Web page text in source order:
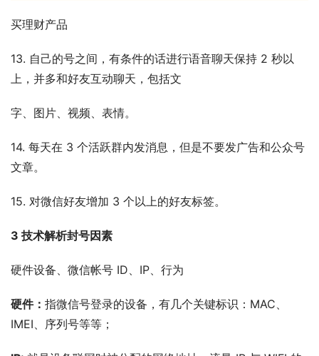
买理财产品
13. 自己的号之间，有条件的话进行语音聊天保持 2 秒以
上，并多和好友互动聊天，包括文
字、图片、视频、表情。
14. 每天在 3 个活跃群内发消息，但是不要发广告和公众号
文章。
15. 对微信好友增加 3 个以上的好友标签。
3 技术解析封号因素
硬件设备、微信帐号 ID、IP、行为
硬件： 指微信号登录的设备，有几个关键标识：MAC、
IMEI、序列号等等；